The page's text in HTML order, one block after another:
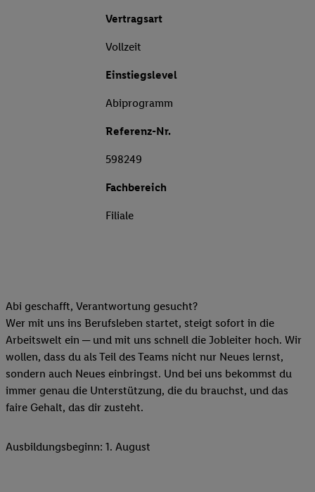
Vertragsart
Vollzeit
Einstiegslevel
Abiprogramm
Referenz-Nr.
598249
Fachbereich
Filiale
Abi geschafft, Verantwortung gesucht?
Wer mit uns ins Berufsleben startet, steigt sofort in die
Arbeitswelt ein ─ und mit uns schnell die Jobleiter hoch. Wir
wollen, dass du als Teil des Teams nicht nur Neues lernst,
sondern auch Neues einbringst. Und bei uns bekommst du
immer genau die Unterstützung, die du brauchst, und das
faire Gehalt, das dir zusteht.
Ausbildungsbeginn: 1. August